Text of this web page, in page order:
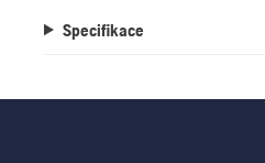
přinese úsměv na tváři
Specifikace